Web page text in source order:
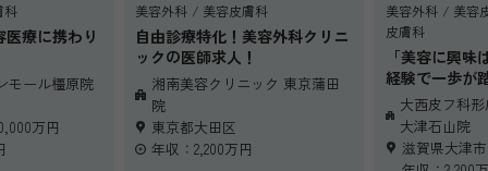
科
療に携わり
ール橿原院
ます。
トックス・
ザー・糸リ
モール橿原院
万円
美容外科 美容皮膚科
自由診療特化！美容外科クリニ
ックの医師求人！
湘南美容クリニック 東京蒲田
院
東京都大田区
年収：2,200万円
美容外科
美容
皮膚科
「美容に興
経験で一歩が
そんな皮膚
っていただき
本求人は、皮
段階的に美容
大西皮フ科
大津石山院
滋賀県大津市